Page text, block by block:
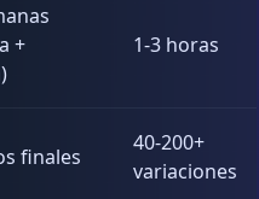
+
1-3 horas
finales
40-200+
variaciones